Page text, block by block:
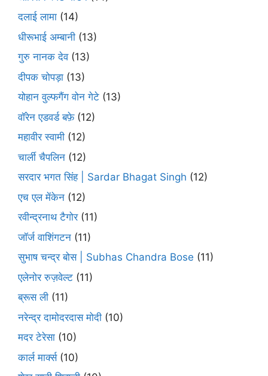
दलाई लामा (14)
धीरूभाई अम्बानी (13)
गुरु नानक देव(13)
दीपक चोपड़ा (13)
योहान वुल्फगैंग वोन गेटे (13)
वॉरेन एडवर्ड बफ़े(12)
महावीर स्वामी (12)
चार्ली चैपलिन (12)
सरदार भगत सिंह | Sardar Bhagat Singh (12)
एच एल मेंकेन (12)
रवीन्द्रनाथ टैगोर(11)
जॉर्ज वाशिंगटन (11)
सुभाष चन्द्र बोस | Subhas Chandra Bose (11)
एलेनोर रुज़वेल्ट (11)
ब्रूस ली (11)
नरेन्द्र दामोदरदास मोदी (10)
मदर टेरेसा (10)
कार्ल मार्क्स(10)